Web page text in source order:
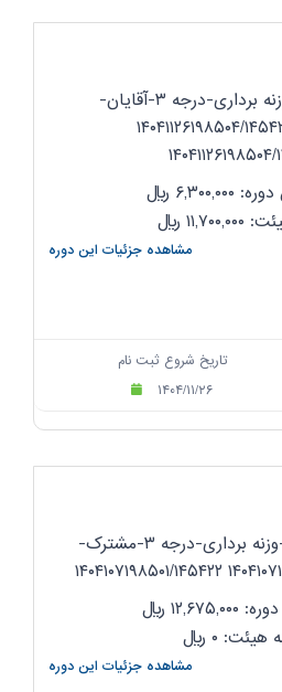
داوری درجه ۳-وزنه برداری-درجه ۳-آقایان-
۱۴۰۴۱۱۲۶۱۹۸۵۰۴/۱۴۵۴۲۲
۱۴۵۴۲۲
ریال
ریال
مشاهده جزئیات این دوره
تاریخ شروع ثبت نام
۱۴۰۴/۱۱/۲۶
دوره عملی مربیگری-وزنه برداری-درجه ۳-مشترک-
ریال
هیئت: ۰
ریال
مشاهده جزئیات این دوره